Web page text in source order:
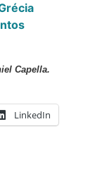
Capella.
LinkedIn